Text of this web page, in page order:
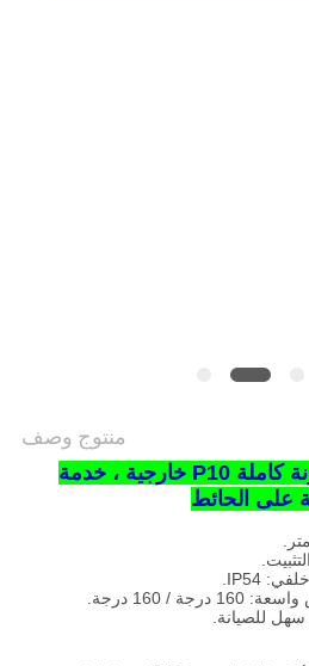
منتوج وصف
شاشة LED خارجية ملونة كاملة P10 خارجية ، خدمة
على الحائط